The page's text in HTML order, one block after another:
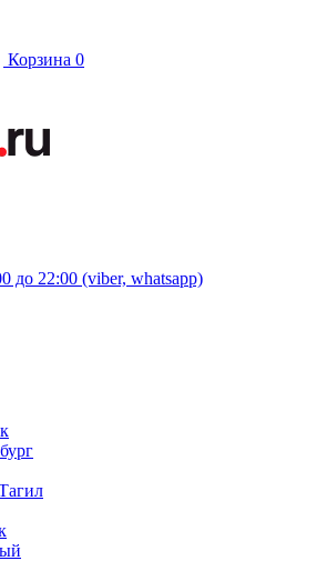
Корзина 0
до 22:00 (viber, whatsapp)